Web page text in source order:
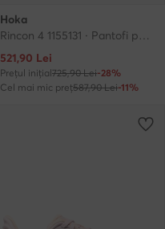
Hoka
Rincon 4 1155131 · Pantofi pentru alergare
Prețul actual
521,90 Lei
Prețul inițial725,90 Lei-28%
Cel mai mic preț587,90 Lei-11%